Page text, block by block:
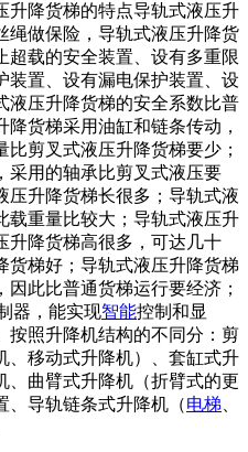
升降货梯的特点导轨式液压升
绳做保险，导轨式液压升降货
超载的安全装置、设有多重限
装置、设有漏电保护装置、设
液压升降货梯的安全系数比普
货梯采用油缸和链条传动，
剪叉式液压升降货梯要少；
采用的轴承比剪叉式液压要
压升降货梯长很多；导轨式液
载重量比较大；导轨式液压升
升降货梯高很多，可达几十
货梯好；导轨式液压升降货梯
此比普通货梯运行要经济；
器，能实现智能控制和显
按照升降机结构的不同分：剪
、移动式升降机）、套缸式升
、曲臂式升降机（折臂式的更
、导轨链条式升降机（电梯